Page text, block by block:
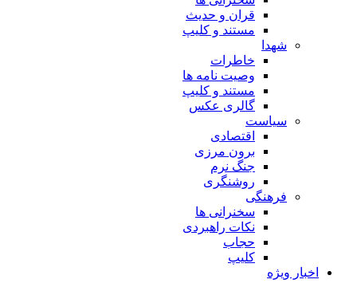
قران و حدیث
مستند و کلیپ
شهدا
خاطرات
وصیت نامه ها
مستند و کلیپ
گالری عکس
سیاست
اقتصادی
برون مرزی
جنگ نرم
روشنگری
فرهنگی
سخنرانی ها
نکات راهبردی
حجاب
کلیپ
اخبار ویژه